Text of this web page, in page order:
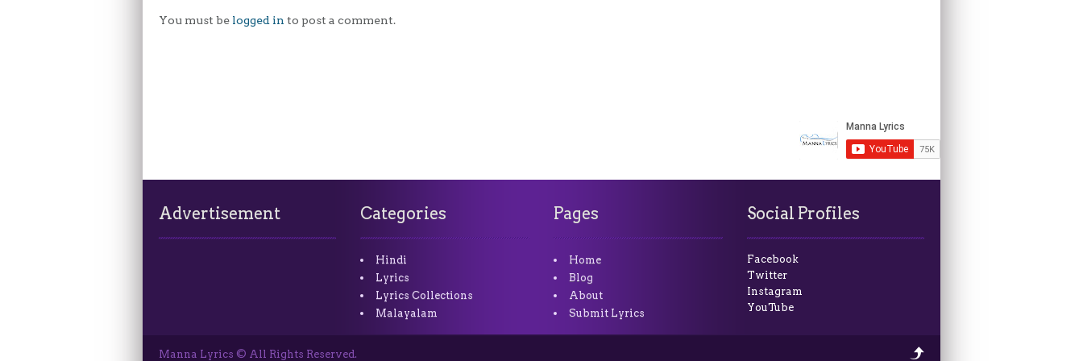
You must be logged in to post a comment.
Advertisement Categories
Hindi
Lyrics
Lyrics Collections
Malayalam
Pages
Home
Blog
About
Submit Lyrics
Social Profiles
Facebook
Twitter
Instagram
YouTube
Manna Lyrics © All Rights Reserved.